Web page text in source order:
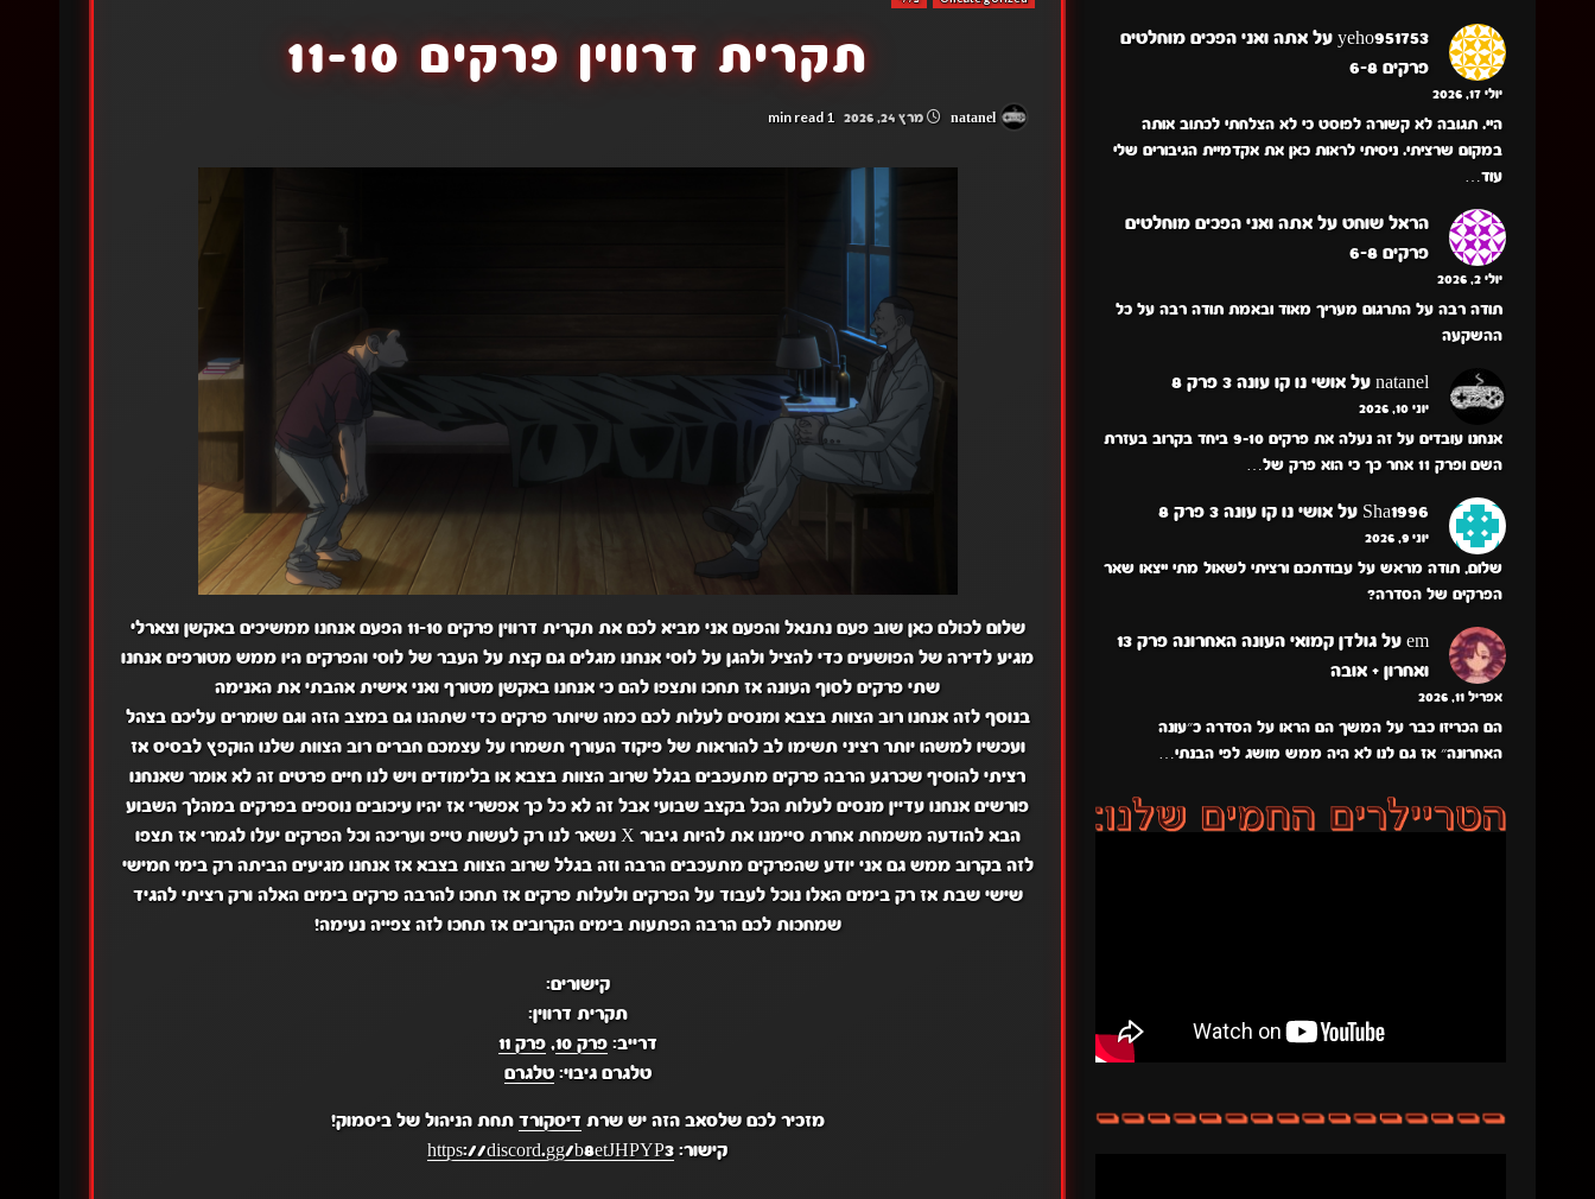
תקרית דרווין פרקים 11-10
מרץ 24, 2026 1 min read
שלום לכולם כאן שוב פעם נתנאל והפעם אני מביא לכם את תקרית דרווין פרקים 11-10 הפעם אנחנו ממשיכים באקשן וצארלי
מגיע לדירה של הפושעים כדי להציל ולהגן על לוסי אנחנו מגלים גם קצת על העבר של לוסי והפרקים היו ממש מטורפים אנחנו
שתי פרקים לסוף העונה אז תחכו ותצפו להם כי אנחנו באקשן מטורף ואני אישית אהבתי את האנימה
בנוסף לזה אנחנו רוב הצוות בצבא ומנסים לעלות לכם כמה שיותר פרקים כדי שתהנו גם במצב הזה וגם שומרים עליכם בצהל
ועכשיו למשהו יותר רציני תשימו לב להוראות של פיקוד העורף תשמרו על עצמכם חברים רוב הצוות שלנו הוקפץ לבסיס אז
רציתי להוסיף שכרגע הרבה פרקים מתעכבים בגלל שרוב הצוות בצבא או בלימודים ויש לנו חיים פרטים זה לא אומר שאנחנו
פורשים אנחנו עדיין מנסים לעלות הכל בקצב שבועי אבל זה לא כל כך אפשרי אז יהיו עיכובים נוספים בפרקים במהלך השבוע
הבא להודעה משמחת אחרת סיימנו את להיות גיבור X נשאר לנו רק לעשות טייפ ועריכה וכל הפרקים יעלו לגמרי אז תצפו
לזה בקרוב ממש גם אני יודע שהפרקים מתעכבים הרבה וזה בגלל שרוב הצוות בצבא אז אנחנו מגיעים הביתה רק בימי חמישי
שישי שבת אז רק בימים האלו נוכל לעבוד על הפרקים ולעלות פרקים אז תחכו להרבה פרקים בימים האלה ורק רציתי להגיד
שמחכות לכם הרבה הפתעות בימים הקרובים אז תחכו לזה צפייה נעימה!
קישורים:
תקרית דרווין:
דרייב:פרק 10 ,פרק 11
טלגרם גיבוי:טלגרם
מזכיר לכם שלסאב הזה יש שרת דיסקורד תחת הניהול של ביסמוק!
קישור: https://discord.gg/b8etJHPYP3
yeho951753 עלאתה ואני הפכים מוחלטים
פרקים 6-8
יולי 17, 2026
היי. תגובה לא קשורה לפוסט כי לא הצלחתי לכתוב אותה
במקום שרציתי. ניסיתי לראות כאן את אקדמיית הגיבורים שלי
עוד…
הראל שוחט עלאתה ואני הפכים מוחלטים
פרקים 6-8
יולי 2, 2026
תודה רבה על התרגום מעריך מאוד ובאמת תודה רבה על כל
ההשקעה
natanel עלאושי נו קו עונה 3 פרק 8
יוני 10, 2026
אנחנו עובדים על זה נעלה את פרקים 9-10 ביחד בקרוב בעזרת
השם ופרק 11 אחר כך כי הוא פרק של…
Sha1996 עלאושי נו קו עונה 3 פרק 8
יוני 9, 2026
שלום, תודה מראש על עבודתכם ורציתי לשאול מתי ייצאו שאר
הפרקים של הסדרה?
em על
גולדן קמואי העונה האחרונה פרק 13
ואחרון + אובה
אפריל 11, 2026
הם הכריזו כבר על המשך הם הראו על הסדרה כ״עונה
האחרונה״ אז גם לנו לא היה ממש מושג לפי הבנתי…